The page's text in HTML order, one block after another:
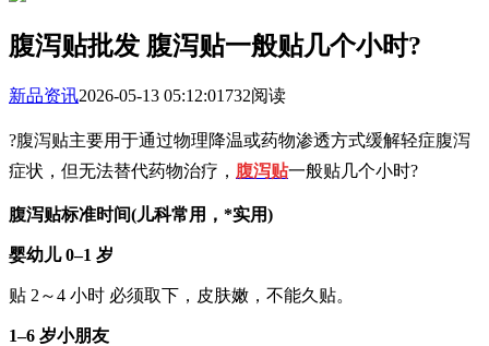
腹泻贴批发 腹泻贴一般贴几个小时?
新品资讯2026-05-13 05:12:01 732阅读
?腹泻贴主要用于通过物理降温或药物渗透方式缓解轻症腹泻
症状，但无法替代药物治疗， 腹泻贴一般贴几个小时?
腹泻贴标准时间(儿科常用，*实用)
婴幼儿 0–1 岁
贴 2～4 小时 必须取下，皮肤嫩，不能久贴。
1–6 岁小朋友